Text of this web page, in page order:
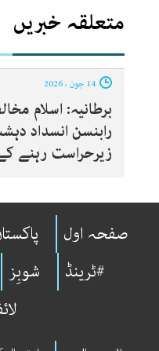
متعلقہ خبریں
برطانیہ: اسلام
رابنسن انسداد
زیرحراست رہنے
صفحہ اول
#ٹرینڈ
شوبِز